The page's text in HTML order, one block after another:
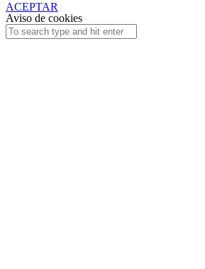
ACEPTAR
Aviso de cookies